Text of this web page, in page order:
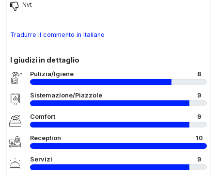
Nvt
Tradurre il commento in Italiano
I giudizi in dettaglio
Pulizia/Igiene 8
Sistemazione/Piazzole 9
Comfort 9
Reception 10
Servizi 9